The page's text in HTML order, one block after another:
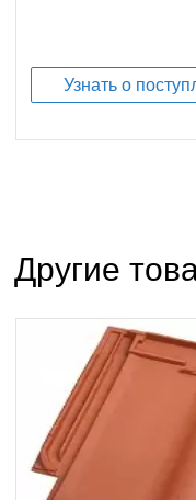
Узнать о
Другие